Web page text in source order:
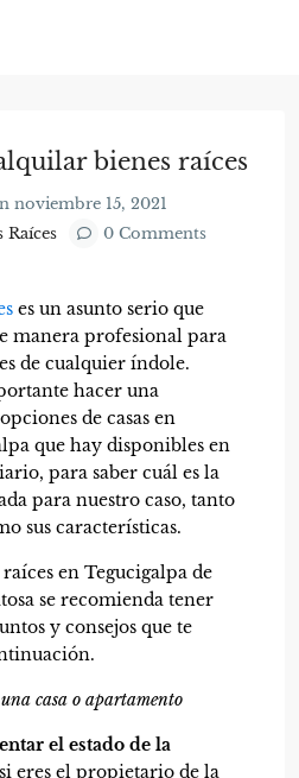
bienes raíces
noviembre 15, 2021
Raíces
0 Comments
es un asunto serio que
manera profesional para
de cualquier índole.
hacer una
de casas en
que hay disponibles en
para saber cuál es la
para nuestro caso, tanto
sus características.
en Tegucigalpa de
se recomienda tener
y consejos que te
casa o apartamento
el estado de la
eres el propietario de la